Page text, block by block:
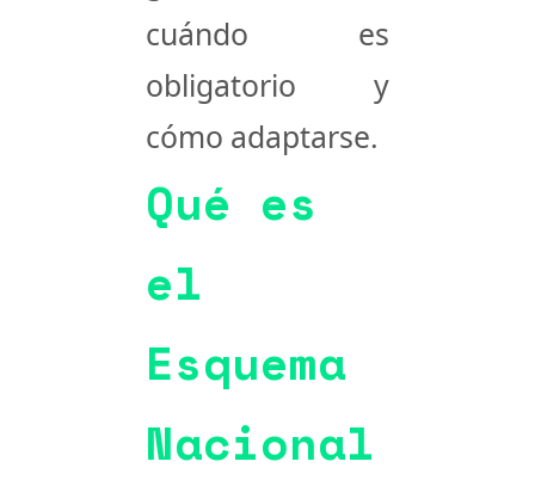
cuándo es
obligatorio y
cómo adaptarse.
Qué es
el
Esquema
Nacional